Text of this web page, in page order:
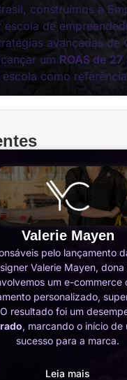
construímos a
escola de
avançadas de
um ROAS de 27
como
Valerie Mayen
pelo lançamento
Valerie Mayen,
um e-commerce
personalizado,
resultado foi um
, marcando o início de
sucesso para a marca.
Leia mais